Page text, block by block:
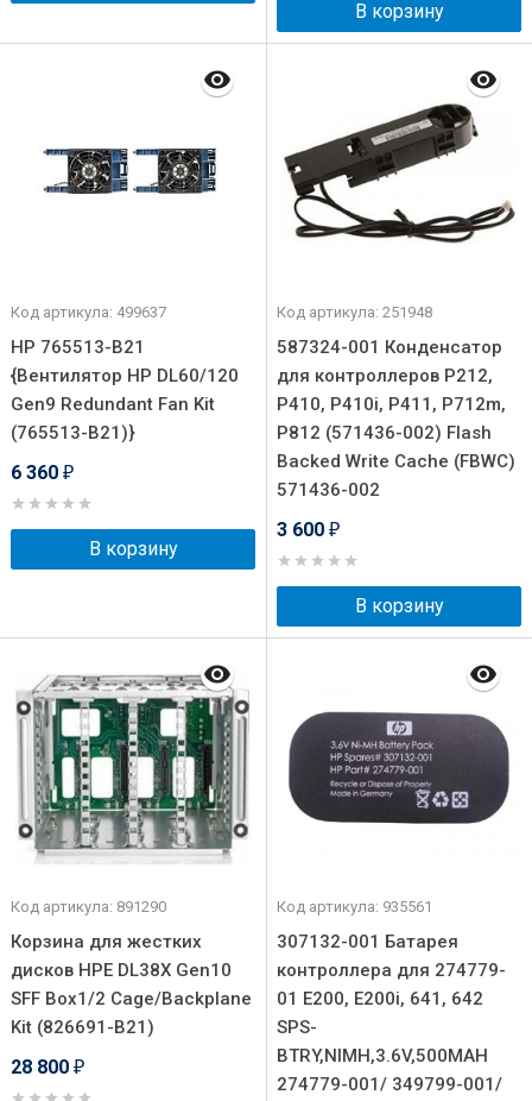
В корзину
Код артикула: 499637
HP 765513-B21
{Вентилятор HP DL60/120
Gen9 Redundant Fan Kit
(765513-B21)}
6 360 ₽
В корзину
Код артикула: 251948
587324-001 Конденсатор
для контроллеров P212,
P410, P410i, P411, P712m,
P812 (571436-002) Flash
Backed Write Cache (FBWC)
571436-002
3 600 ₽
В корзину
Код артикула: 891290
Корзина для жестких
дисков HPE DL38X Gen10
SFF Box1/2 Cage/Backplane
Kit (826691-B21)
28 800 ₽
Код артикула: 935561
307132-001 Батарея
контроллера для 274779-
01 E200, E200i, 641, 642
SPS-
BTRY,NIMH,3.6V,500MAH
274779-001/ 349799-001/